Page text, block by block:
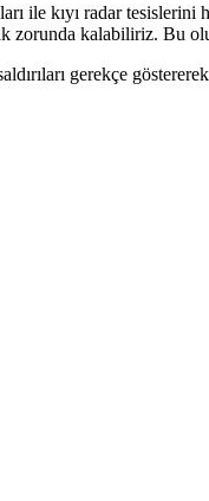
ile kıyı radar tesislerini
zorunda kalabiliriz. Bu
gerekçe